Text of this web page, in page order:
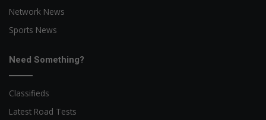
Network News
Sports News
Need Something?
Classifieds
Latest Road Tests